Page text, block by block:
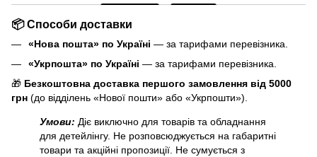
📦 Способи доставки
«Нова пошта» по Україні — за тарифами перевізника.
«Укрпошта» по Україні — за тарифами перевізника.
🎁 Безкоштовна доставка першого замовлення від 5000
грн (до відділень «Нової пошти» або «Укрпошти»).
Умови: Діє виключно для товарів та обладнання
для детейлінгу. Не розповсюджується на габаритні
товари та акційні пропозиції. Не сумується з